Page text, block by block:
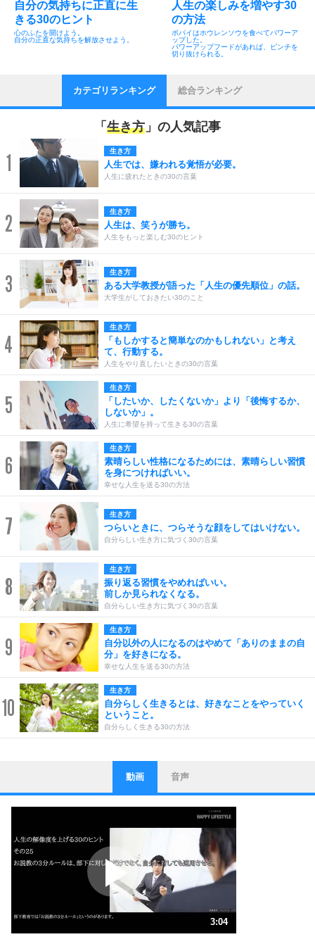
自分の気持ちに正直に生
きる30のヒント
心のふたを開けよう。
自分の正直な気持ちを解放させよう。
人生の楽しみを増やす30
の方法
ポパイはホウレンソウを食べてパワーア
ップした。
パワーアップフードがあれば、ピンチを
切り抜けられる。
カテゴリランキング 総合ランキング
「 生き方 」の人気記事
1 生き方
人生では、嫌われる覚悟が必要。
人生に疲れたときの30の言葉
2 生き方
人生は、笑うが勝ち。
人生をもっと楽しむ30のヒント
3 生き方
ある大学教授が語った「人生の優先順位」の話。
大学生がしておきたい30のこと
4
生き方
「もしかすると簡単なのかもしれない」と考え
て、行動する。
人生をやり直したいときの30の言葉
5
生き方
「したいか、したくないか」より「後悔するか、
しないか」。
人生に希望を持って生きる30の言葉
6
生き方
素晴らしい性格になるためには、素晴らしい習慣
を身につければいい。
幸せな人生を送る30の方法
7 生き方
つらいときに、つらそうな顔をしてはいけない。
自分らしい生き方に気づく30の言葉
8
生き方
振り返る習慣をやめればいい。
前しか見られなくなる。
自分らしい生き方に気づく30の言葉
9
生き方
自分以外の人になるのはやめて「ありのままの自
分」を好きになる。
幸せな人生を送る30の方法
10
生き方
自分らしく生きるとは、好きなことをやっていく
ということ。
自分らしく生きる30の方法
1
ストレス対策
他人と比べない。
いっそのこと、他人を見ない。
いらいらしない人になる30の方法
プラス思考
ポジティブになれない原因は、行動しないから。
ポジティブ思考になる30の方法
ストレス対策
人生、なんとかなるもの。
気楽に生きる30の方法
動画 音声
3:04